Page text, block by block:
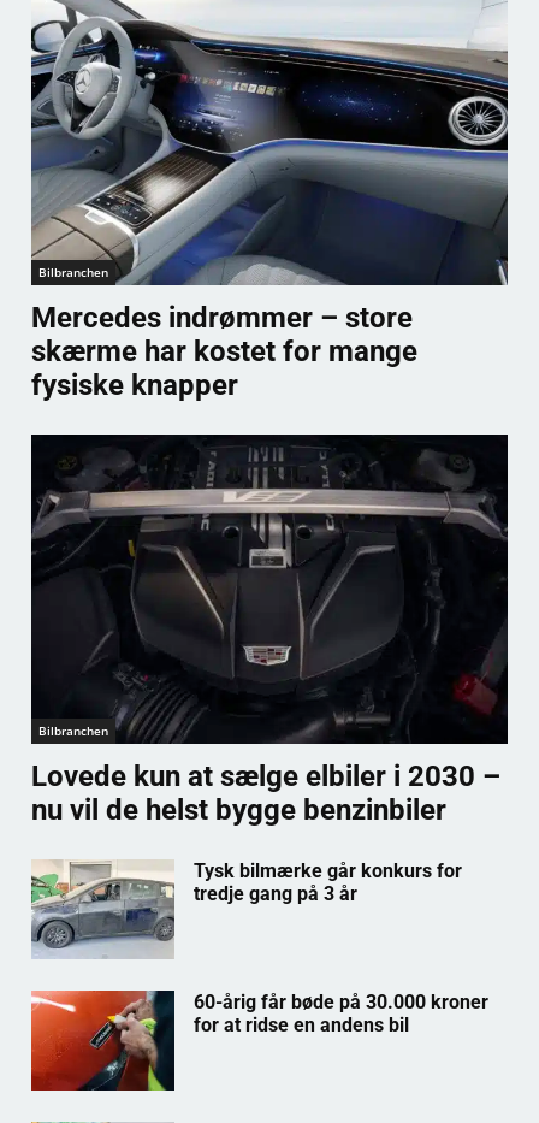
Bilbranchen
Mercedes indrømmer – store
skærme har kostet for mange
fysiske knapper
Bilbranchen
Lovede kun at sælge elbiler i 2030 –
nu vil de helst bygge benzinbiler
Tysk bilmærke går konkurs for
tredje gang på 3 år
60-årig får bøde på 30.000 kroner
for at ridse en andens bil